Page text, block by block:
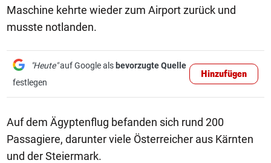
Maschine kehrte wieder zum Airport zurück und
musste notlanden.
"Heute"auf Google als bevorzugte Quelle
festlegen
Hinzufügen
Auf dem Ägyptenflug befanden sich rund 200
Passagiere, darunter viele Österreicher aus Kärnten
und der Steiermark.